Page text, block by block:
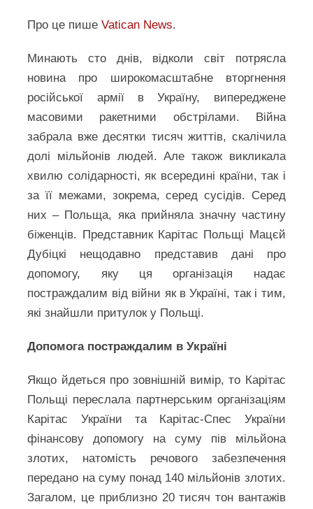
Про це пишеVatican News.
Минають сто днів, відколи світ потрясла
новина про широкомасштабне вторгнення
російської армії в Україну, випереджене
масовими ракетними обстрілами. Війна
забрала вже десятки тисяч життів, скалічила
долі мільйонів людей. Але також викликала
хвилю солідарності, як всередині країни, так і
за її межами, зокрема, серед сусідів. Серед
них – Польща, яка прийняла значну частину
біженців. Представник Карітас Польщі Мацєй
Дубіцкі нещодавно представив дані про
допомогу, яку ця організація надає
постраждалим від війни як в Україні, так і тим,
які знайшли притулок у Польщі.
Допомога постраждалим в Україні
Якщо йдеться про зовнішній вимір, то Карітас
Польщі переслала партнерським організаціям
Карітас України та Карітас-Спес України
фінансову допомогу на суму пів мільйона
злотих, натомість речового забезпечення
передано на суму понад 140 мільйонів злотих.
Загалом, це приблизно 20 тисяч тон вантажів